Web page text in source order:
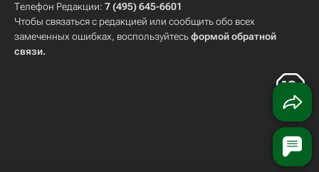
Телефон Редакции: 7 (495) 645-6601
Чтобы связаться с редакцией или сообщить обо всех
замеченных ошибках, воспользуйтесьформой обратной
связи.